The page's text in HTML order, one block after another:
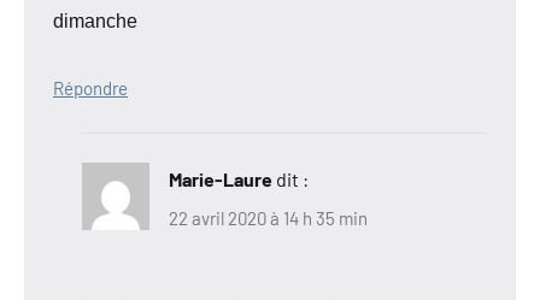
dimanche
Répondre
Marie-Laure dit :
22 avril 2020 à 14 h 35 min